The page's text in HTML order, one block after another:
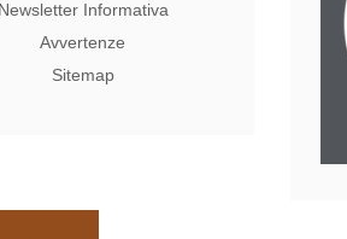
Newsletter Informativa
Avvertenze
Sitemap